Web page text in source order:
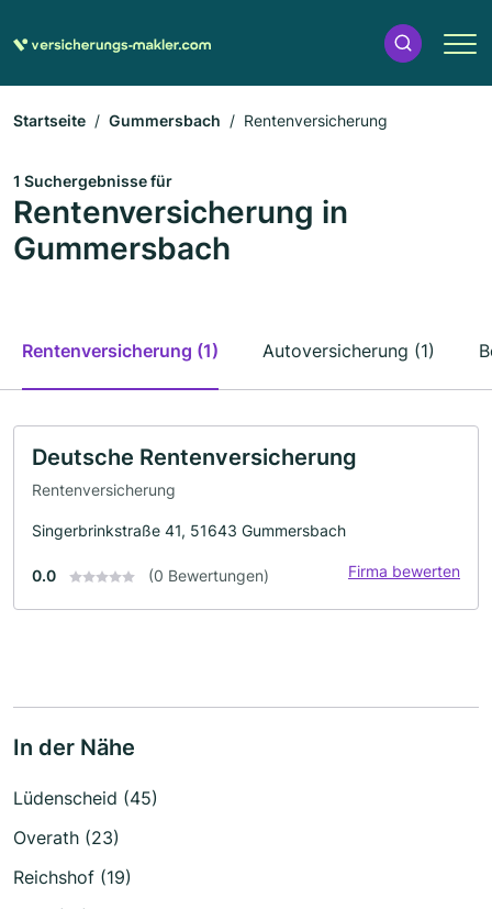
Startseite Gummersbach Rentenversicherung
1 Suchergebnisse für
Rentenversicherung in
Gummersbach
Rentenversicherung (1) Autoversicherung (1)
Deutsche Rentenversicherung
Rentenversicherung
Singerbrinkstraße 41, 51643 Gummersbach
0.0 (0 Bewertungen) Firma bewerten
In der Nähe
Lüdenscheid (45)
Overath (23)
Reichshof (19)